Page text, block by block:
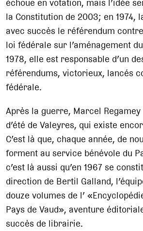
échoue en votation, mais l’idée
la Constitution de 2003; en 1974,
avec succès le référendum
loi fédérale sur l’aménagement
1978, elle est responsable d’un
référendums, victorieux, lancés
fédérale.
Après la guerre, Marcel
d’été de Valeyres, qui existe
C’est là que, chaque année, de
forment au service bénévole du
c’est là aussi qu’en 1967 se
direction de Bertil Galland,
douze volumes de l’
Pays de Vaud», aventure
succès de librairie.